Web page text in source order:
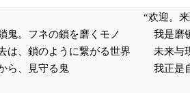
外，购买餐饮
：推文
“欢迎。
鬼。フネの鎖を磨くモノ
我是磨
は、鎖のように繋がる世界
未来与
ら、見守る鬼
我正是